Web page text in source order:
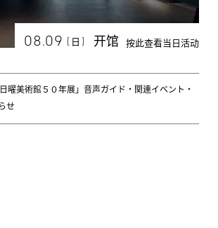
08.09 [ 日 ] 开馆 按此查看当日活动
日曜美術館５０年展」音声ガイド・関連イベント・
せ